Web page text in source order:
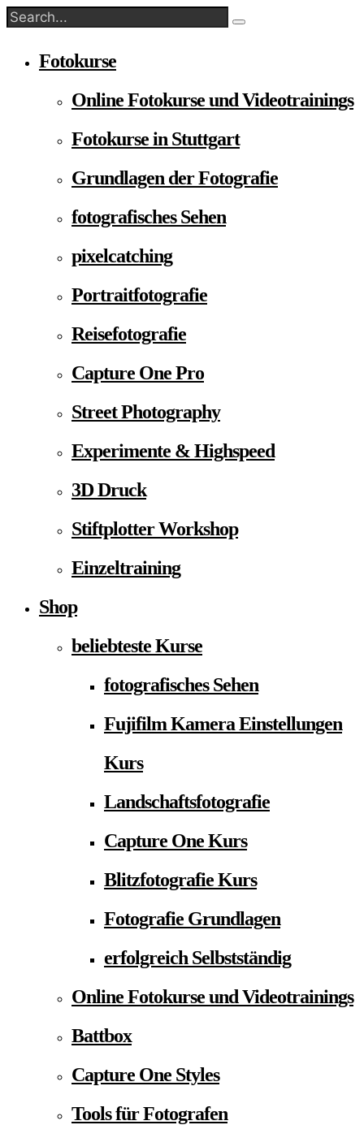
Fotokurse
Online Fotokurse und Videotrainings
Fotokurse in Stuttgart
Grundlagen der Fotografie
fotografisches Sehen
pixelcatching
Portraitfotografie
Reisefotografie
Capture One Pro
Street Photography
Experimente & Highspeed
3D Druck
Stiftplotter Workshop
Einzeltraining
Shop
beliebteste Kurse
fotografisches Sehen
Fujifilm Kamera Einstellungen
Kurs
Landschaftsfotografie
Capture One Kurs
Blitzfotografie Kurs
Fotografie Grundlagen
erfolgreich Selbstständig
Online Fotokurse und Videotrainings
Battbox
Capture One Styles
Tools für Fotografen